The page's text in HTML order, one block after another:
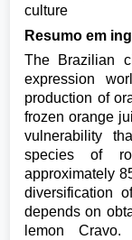
culture
Resumo em
The Brazilian
expression
production of
frozen orange
vulnerability
species of
approximately
diversification
depends on
lemon